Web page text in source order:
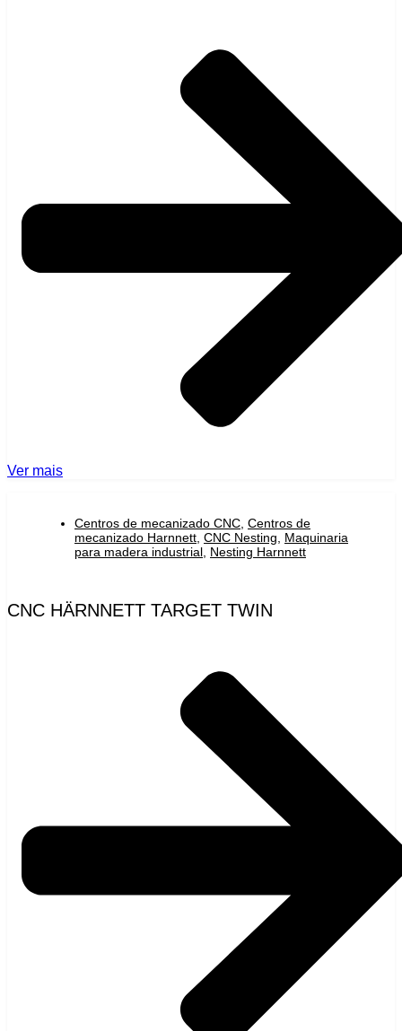
Ver mais
Centros de mecanizado CNC, Centros de
mecanizado Harnnett, CNC Nesting, Maquinaria
para madera industrial, Nesting Harnnett
CNC HÄRNNETT TARGET TWIN